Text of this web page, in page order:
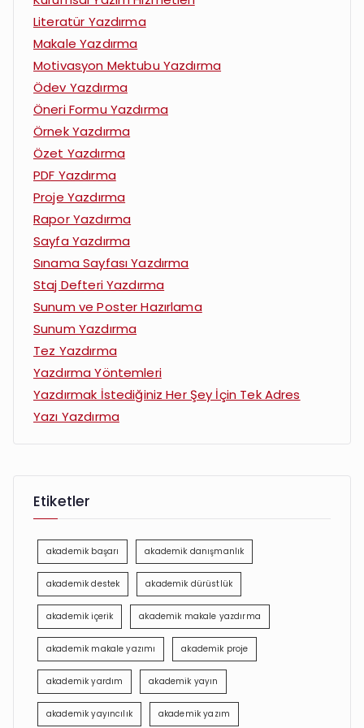
Literatür Yazdırma
Makale Yazdırma
Motivasyon Mektubu Yazdırma
Ödev Yazdırma
Öneri Formu Yazdırma
Örnek Yazdırma
Özet Yazdırma
PDF Yazdırma
Proje Yazdırma
Rapor Yazdırma
Sayfa Yazdırma
Sınama Sayfası Yazdırma
Staj Defteri Yazdırma
Sunum ve Poster Hazırlama
Sunum Yazdırma
Tez Yazdırma
Yazdırma Yöntemleri
Yazdırmak İstediğiniz Her Şey İçin Tek Adres
Yazı Yazdırma
Etiketler
akademik başarı akademik danışmanlık
akademik destek akademik dürüstlük
akademik içerik akademik makale yazdırma
akademik makale yazımı akademik proje
akademik yardım akademik yayın
akademik yayıncılık akademik yazım